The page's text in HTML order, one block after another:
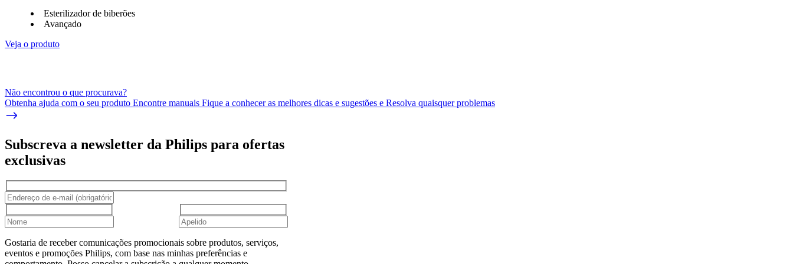
Esterilizador de biberões
Avançado
Veja o produto
Não encontrou o que procurava?
Obtenha ajuda com o seu produto Encontre manuais Fique a conhecer as melhores dicas e sugestões e Resolva quaisquer problemas
Subscreva a newsletter da Philips para ofertas
exclusivas
Gostaria de receber comunicações promocionais sobre produtos, serviços,
eventos e promoções Philips, com base nas minhas preferências e